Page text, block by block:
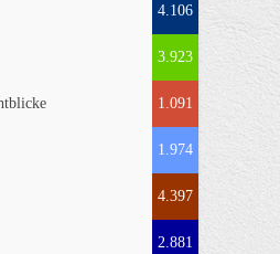
4.106
3.923
1.091
1.974
4.397
2.881